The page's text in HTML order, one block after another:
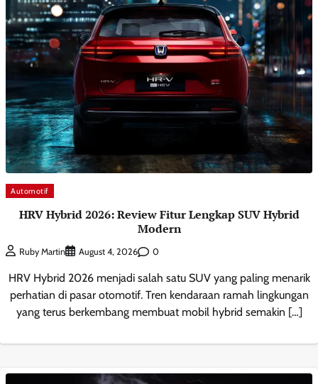
Automotif
HRV Hybrid 2026: Review Fitur Lengkap SUV Hybrid
Modern
Ruby Martin August 4, 2026 0
HRV Hybrid 2026 menjadi salah satu SUV yang paling menarik
perhatian di pasar otomotif. Tren kendaraan ramah lingkungan
yang terus berkembang membuat mobil hybrid semakin […]